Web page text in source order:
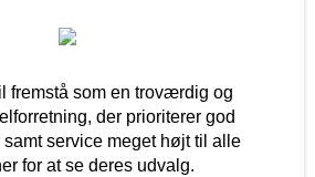
fremstå som en troværdig og
der prioriterer god
service meget højt til alle
for at se deres udvalg.